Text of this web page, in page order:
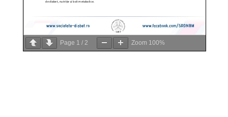
Page 1 / 2 Zoom 100%